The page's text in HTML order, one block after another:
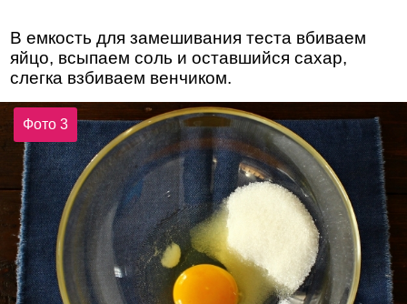
В емкость для замешивания теста вбиваем
яйцо, всыпаем соль и оставшийся сахар,
слегка взбиваем венчиком.
Фото 3